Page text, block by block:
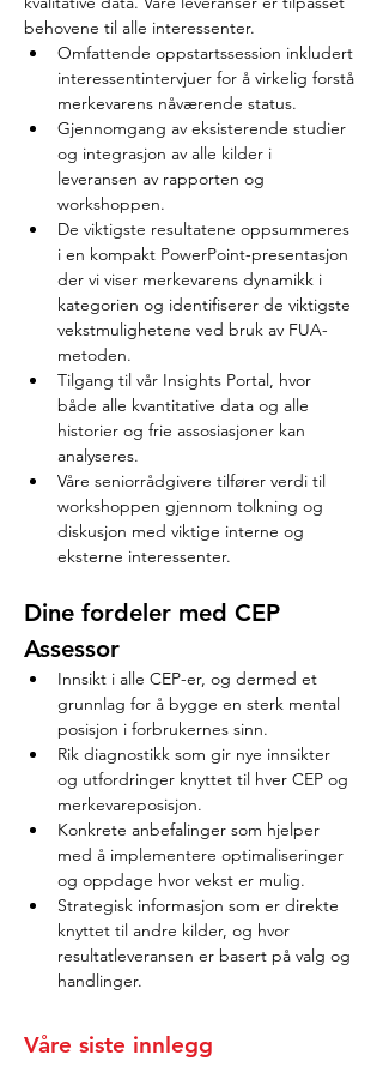
behovene til alle interessenter.
Omfattende oppstartssession inkludert
interessentintervjuer for å virkelig forstå
merkevarens nåværende status.
Gjennomgang av eksisterende studier
og integrasjon av alle kilder i
leveransen av rapporten og
workshoppen.
De viktigste resultatene oppsummeres
i en kompakt PowerPoint-presentasjon
der vi viser merkevarens dynamikk i
kategorien og identifiserer de viktigste
vekstmulighetene ved bruk av FUA-
metoden.
Tilgang til vår Insights Portal, hvor
både alle kvantitative data og alle
historier og frie assosiasjoner kan
analyseres.
Våre seniorrådgivere tilfører verdi til
workshoppen gjennom tolkning og
diskusjon med viktige interne og
eksterne interessenter.
Dine fordeler med CEP
Assessor
Innsikt i alle CEP-er, og dermed et
grunnlag for å bygge en sterk mental
posisjon i forbrukernes sinn.
Rik diagnostikk som gir nye innsikter
og utfordringer knyttet til hver CEP og
merkevareposisjon.
Konkrete anbefalinger som hjelper
med å implementere optimaliseringer
og oppdage hvor vekst er mulig.
Strategisk informasjon som er direkte
knyttet til andre kilder, og hvor
resultatleveransen er basert på valg og
handlinger.
Våre siste innlegg